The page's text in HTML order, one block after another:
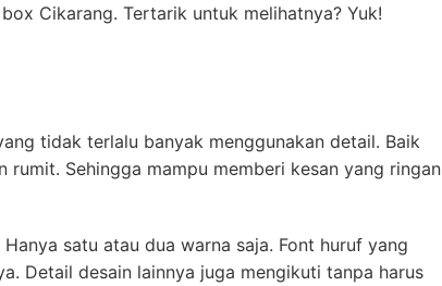
Cikarang. Tertarik untuk melihatnya? Yuk!
tidak terlalu banyak menggunakan detail. Baik
Sehingga mampu memberi kesan yang ringan
satu atau dua warna saja. Font huruf yang
Detail desain lainnya juga mengikuti tanpa harus